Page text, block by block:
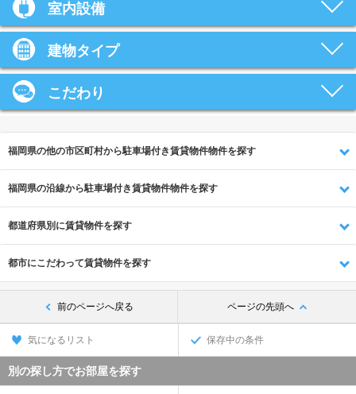
室内設備
建物タイプ
こだわり
福岡県の他の市区町村から駐車場付き賃貸物件物件を探す
福岡県の沿線から駐車場付き賃貸物件物件を探す
都道府県別に賃貸物件を探す
都市にこだわって賃貸物件を探す
前のページへ戻る ページの先頭へ
気になるリスト 保存中の条件
別の探し方でお部屋を探す